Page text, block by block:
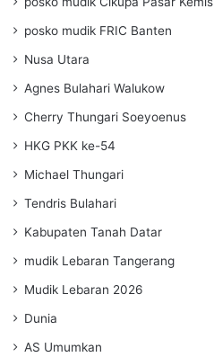
posko mudik FRIC Banten
Nusa Utara
Agnes Bulahari Walukow
Cherry Thungari Soeyoenus
HKG PKK ke-54
Michael Thungari
Tendris Bulahari
Kabupaten Tanah Datar
mudik Lebaran Tangerang
Mudik Lebaran 2026
Dunia
AS Umumkan